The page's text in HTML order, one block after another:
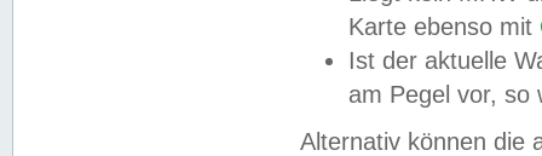
Karte ebenso mit
Ist der aktuelle
am Pegel vor,
Alternativ können die